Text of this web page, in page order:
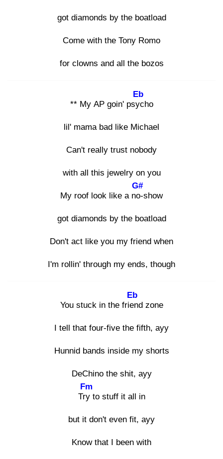
got diamonds by the boatload
Come with the Tony Romo
for clowns and all the bozos
** My AP goin' psyc
Eb
ho
lil' mama bad like Michael
Can't really trust nobody
with all this jewelry on you
My roof look like a no-
G#
show
got diamonds by the boatload
Don't act like you my friend when
I'm rollin' through my ends, though
You stuck in the frien
Eb
d zone
I tell that four-five the fifth, ayy
Hunnid bands inside my shorts
DeChino the shit, ayy
Try
Fm
to stuff it all in
but it don't even fit, ayy
Know that I been with